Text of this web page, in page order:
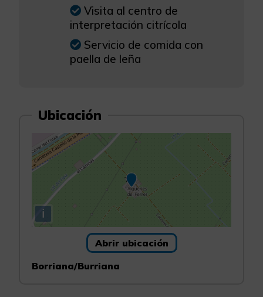
Visita al centro de
interpretación citrícola
Servicio de comida con
paella de leña
Ubicación
i
Abrir ubicación
Borriana/Burriana